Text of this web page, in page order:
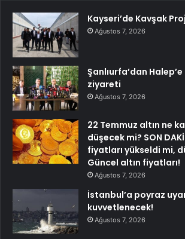
Kayseri’de Kavşak
Ağustos 7, 2026
Şanlıurfa’dan
ziyareti
Ağustos 7, 2026
22 Temmuz altın ne
düşecek mi? SON
fiyatları yükseldi mi,
Güncel altın fiyatları!
Ağustos 7, 2026
İstanbul’a poyraz
kuvvetlenecek!
Ağustos 7, 2026